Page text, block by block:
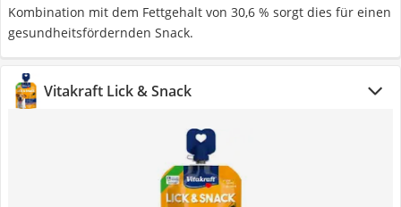
Kombination mit dem Fettgehalt von 30,6 % sorgt dies für einen
gesundheitsfördernden Snack.
Vitakraft Lick & Snack